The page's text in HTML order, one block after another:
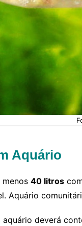
Aquário
40 litros
Aquário
deverá